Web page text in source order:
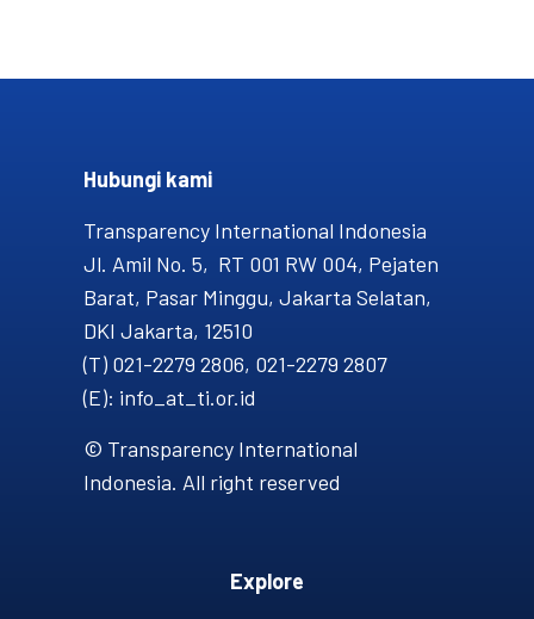
Hubungi kami​
Transparency International Indonesia
Jl. Amil No. 5, RT 001 RW 004, Pejaten
Barat, Pasar Minggu, Jakarta Selatan,
DKI Jakarta, 12510
(T) 021-2279 2806, 021-2279 2807
(E): info_at_ti.or.id
© Transparency International
Indonesia. All right reserved
Explore